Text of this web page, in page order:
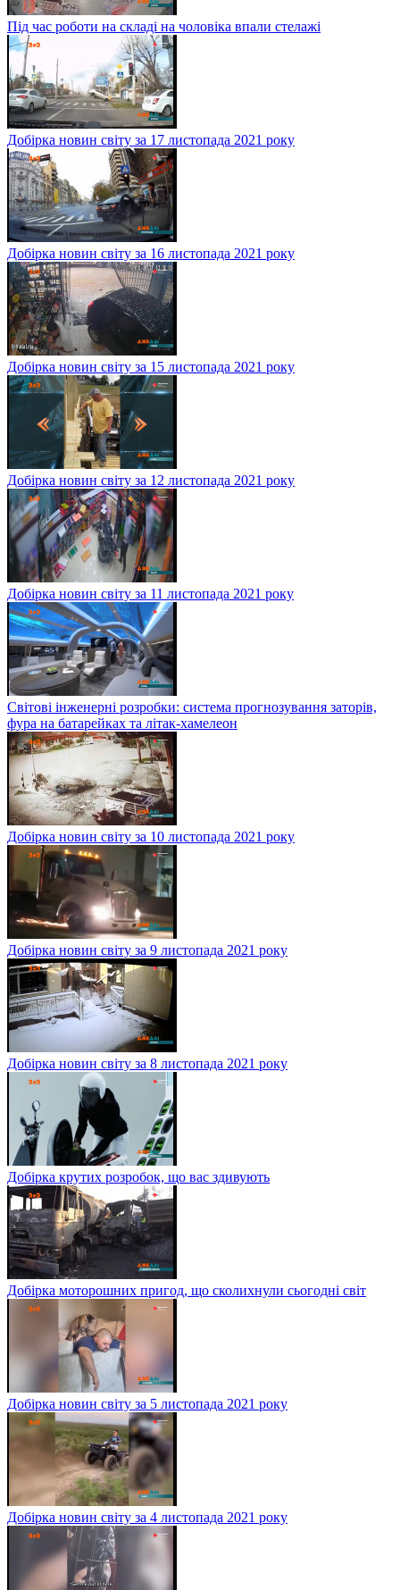
Під час роботи на складі на чоловіка впали стелажі
Добірка новин світу за 17 листопада 2021 року
Добірка новин світу за 16 листопада 2021 року
Добірка новин світу за 15 листопада 2021 року
Добірка новин світу за 12 листопада 2021 року
Добірка новин світу за 11 листопада 2021 року
Світові інженерні розробки: система прогнозування заторів,
фура на батарейках та літак-хамелеон
Добірка новин світу за 10 листопада 2021 року
Добірка новин світу за 9 листопада 2021 року
Добірка новин світу за 8 листопада 2021 року
Добірка крутих розробок, що вас здивують
Добірка моторошних пригод, що сколихнули сьогодні світ
Добірка новин світу за 5 листопада 2021 року
Добірка новин світу за 4 листопада 2021 року